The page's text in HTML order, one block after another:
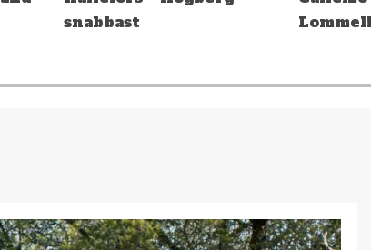
Lommel!